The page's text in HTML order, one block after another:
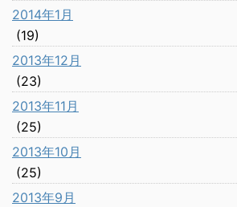
2014年1月
(19)
2013年12月
(23)
2013年11月
(25)
2013年10月
(25)
2013年9月